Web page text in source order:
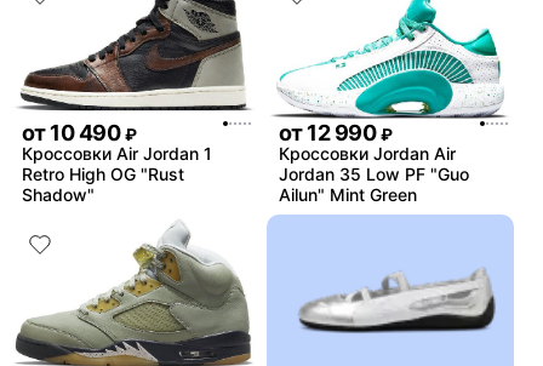
от10 490 ₽
Кроссовки Air Jordan 1
Retro High OG "Rust
Shadow"
от12 990 ₽
Кроссовки Jordan Air
Jordan 35 Low PF "Guo
Ailun" Mint Green